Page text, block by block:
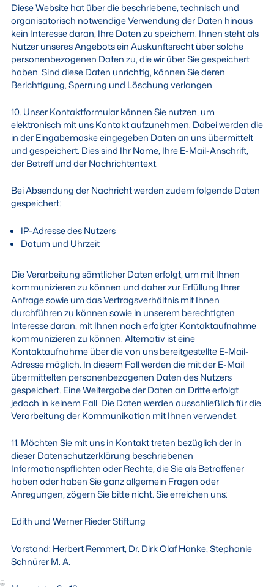
Diese Website hat über die beschriebene, technisch und
organisatorisch notwendige Verwendung der Daten hinaus
kein Interesse daran, Ihre Daten zu speichern. Ihnen steht als
Nutzer unseres Angebots ein Auskunftsrecht über solche
personenbezogenen Daten zu, die wir über Sie gespeichert
haben. Sind diese Daten unrichtig, können Sie deren
Berichtigung, Sperrung und Löschung verlangen.
10. Unser Kontaktformular können Sie nutzen, um
elektronisch mit uns Kontakt aufzunehmen. Dabei werden die
in der Eingabemaske eingegeben Daten an uns übermittelt
und gespeichert. Dies sind Ihr Name, Ihre E-Mail-Anschrift,
der Betreff und der Nachrichtentext.
Bei Absendung der Nachricht werden zudem folgende Daten
gespeichert:
IP-Adresse des Nutzers
Datum und Uhrzeit
Die Verarbeitung sämtlicher Daten erfolgt, um mit Ihnen
kommunizieren zu können und daher zur Erfüllung Ihrer
Anfrage sowie um das Vertragsverhältnis mit Ihnen
durchführen zu können sowie in unserem berechtigten
Interesse daran, mit Ihnen nach erfolgter Kontaktaufnahme
kommunizieren zu können. Alternativ ist eine
Kontaktaufnahme über die von uns bereitgestellte E-Mail-
Adresse möglich. In diesem Fall werden die mit der E-Mail
übermittelten personenbezogenen Daten des Nutzers
gespeichert. Eine Weitergabe der Daten an Dritte erfolgt
jedoch in keinem Fall. Die Daten werden ausschließlich für die
Verarbeitung der Kommunikation mit Ihnen verwendet.
11. Möchten Sie mit uns in Kontakt treten bezüglich der in
dieser Datenschutzerklärung beschriebenen
Informationspflichten oder Rechte, die Sie als Betroffener
haben oder haben Sie ganz allgemein Fragen oder
Anregungen, zögern Sie bitte nicht. Sie erreichen uns:
Edith und Werner Rieder Stiftung
Vorstand: Herbert Remmert, Dr. Dirk Olaf Hanke, Stephanie
Schnürer M. A.